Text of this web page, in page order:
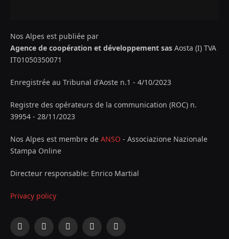
Nos Alpes est publiée par
Agence de coopération et développement sas Aosta (I) TVA
IT01050350071
Enregistrée au Tribunal d'Aoste n.1 - 4/10/2023
Registre des opérateurs de la communication (ROC) n.
39954 - 28/11/2023
Nos Alpes est membre de ANSO - Associazione Nazionale
Stampa Online
Directeur responsable: Enrico Martial
Privacy policy
Facebook
X
InstagramYouTubeLinkedIn